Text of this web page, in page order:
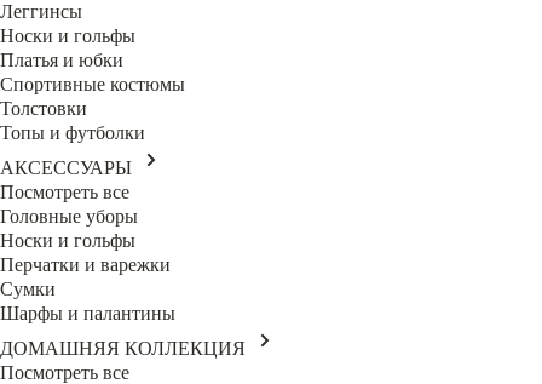
Леггинсы
Носки и гольфы
Платья и юбки
Спортивные костюмы
Толстовки
Топы и футболки
АКСЕССУАРЫ
Посмотреть все
Головные уборы
Носки и гольфы
Перчатки и варежки
Сумки
Шарфы и палантины
ДОМАШНЯЯ КОЛЛЕКЦИЯ
Посмотреть все